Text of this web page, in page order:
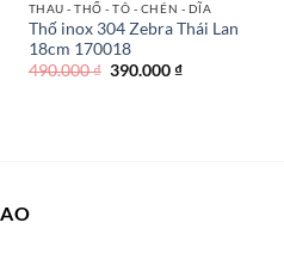
THAU - THỐ - TÔ - CHÉN - DĨA
Thố inox 304 Zebra Thái Lan
18cm 170018
490.000₫ Giá
390.000₫Giá